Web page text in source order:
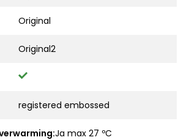
Original
Original2
registered embossed
Ja max 27 ºC